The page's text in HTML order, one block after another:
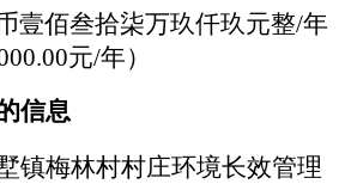
壹佰叁拾柒万玖仟玖元整/年
元/年）
信息
镇梅林村村庄环境长效管理